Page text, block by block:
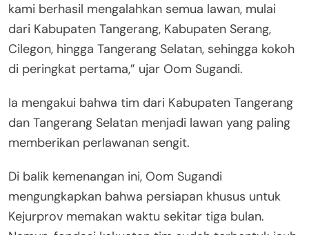
kami berhasil mengalahkan semua lawan, mulai
dari Kabupaten Tangerang, Kabupaten Serang,
Cilegon, hingga Tangerang Selatan, sehingga kokoh
di peringkat pertama,” ujar Oom Sugandi.
Ia mengakui bahwa tim dari Kabupaten Tangerang
dan Tangerang Selatan menjadi lawan yang paling
memberikan perlawanan sengit.
Di balik kemenangan ini, Oom Sugandi
mengungkapkan bahwa persiapan khusus untuk
Kejurprov memakan waktu sekitar tiga bulan.